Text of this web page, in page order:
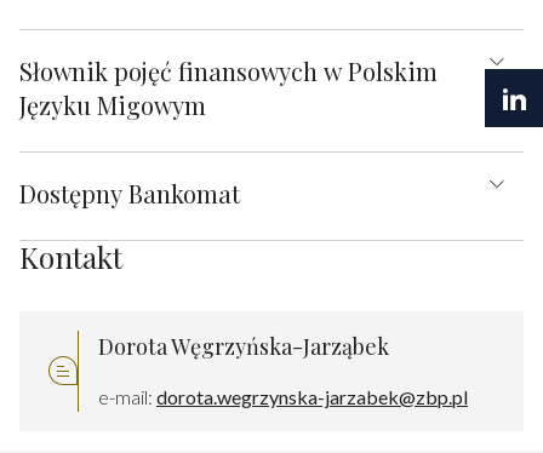
Słownik pojęć finansowych w Polskim
Języku Migowym
Dostępny Bankomat
Kontakt
Dorota Węgrzyńska-Jarząbek
e-mail: dorota.wegrzynska-jarzabek@zbp.pl